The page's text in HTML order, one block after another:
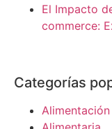
El Impacto
commerce:
Categorías
Alimentación